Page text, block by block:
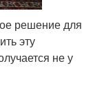
решение для
эту
не у